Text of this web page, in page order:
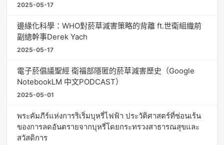
2025-05-17
邊緣化科學：WHO對菸草減害策略的背離 ft.世衛組織前
副總幹事Derek Yach
2025-05-17
電子菸倡議聖經 衛福部隱匿的菸草減害歷史（Google
NotebookLM 中文PODCAST）
2025-05-01
พระคัมภีร์แห่งการริเริ่มบุหรี่ไฟฟ้า ประวัติศาสตร์ที่ซ่อนเร้น
ของการลดอันตรายจากบุหรี่โดยกระทรวงสาธารณสุขและ
สวัสดิการ